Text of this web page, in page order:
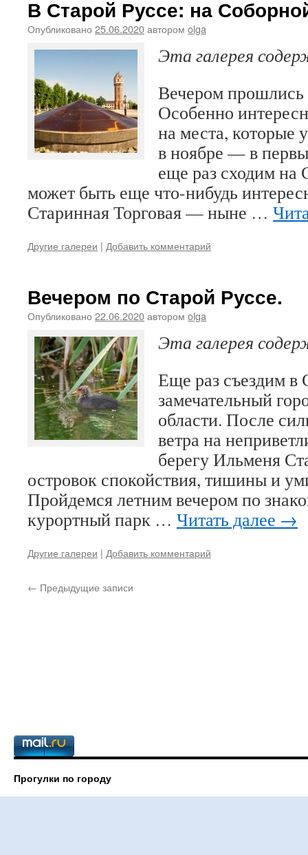
В Старой Руссе: на
Опубликовано 25.06.2020автором olga
Эта галерея
Вечером прошлись
Особенно
на места, которые
в ноябре — в
еще раз сходим
может быть еще что-нибудь
Старинная Торговая — ныне …
Другие галереи | Добавить комментарий
Вечером по Старой Руссе.
Опубликовано 22.06.2020автором olga
Эта галерея
Еще раз съездим
замечательный
области. После
ветра на
берегу Ильменя
островок спокойствия, тишины и
Пройдемся летним вечером по
курортный парк … Читать далее →
Другие галереи | Добавить комментарий
← Предыдущие записи
Прогулки по городу